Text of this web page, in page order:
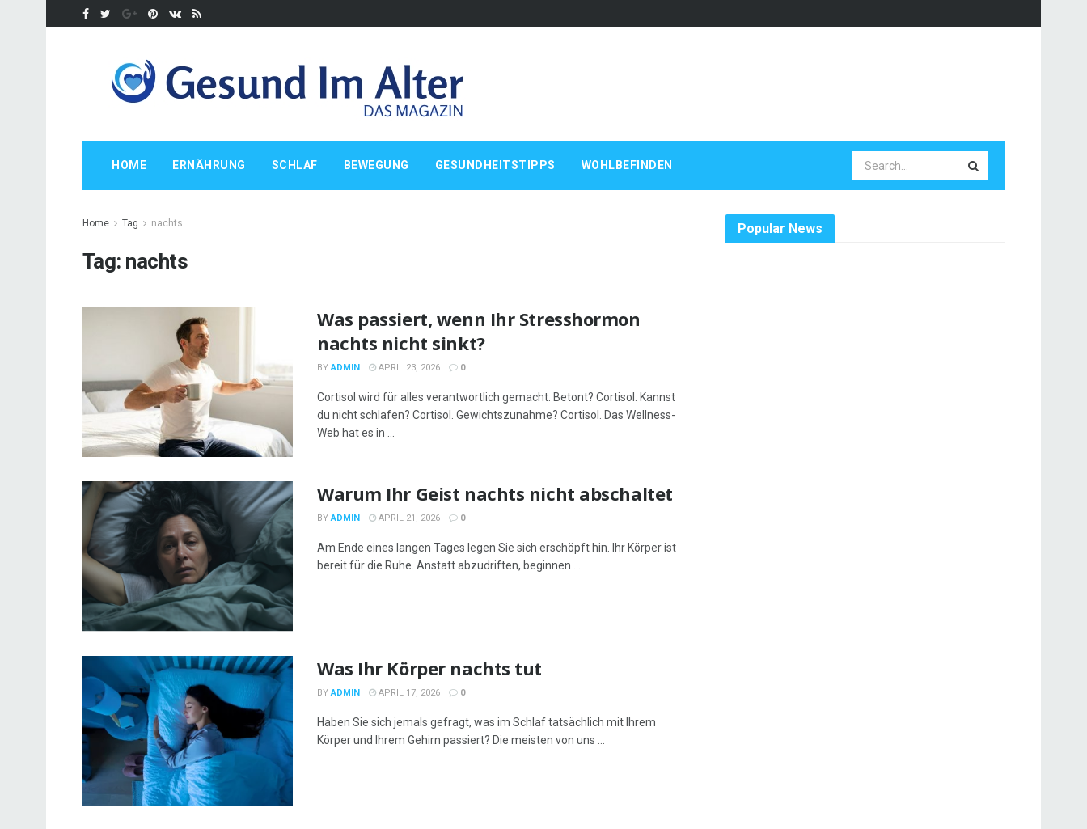
HOME ERNÄHRUNG SCHLAF BEWEGUNG GESUNDHEITSTIPPS WOHLBEFINDEN
Home Tag nachts
Tag: nachts
Was passiert, wenn Ihr Stresshormon
nachts nicht sinkt?
BY ADMIN APRIL 23, 2026 0
Cortisol wird für alles verantwortlich gemacht. Betont? Cortisol. Kannst
du nicht schlafen? Cortisol. Gewichtszunahme? Cortisol. Das Wellness-
Web hat es in ...
Warum Ihr Geist nachts nicht abschaltet
BY ADMIN APRIL 21, 2026 0
Am Ende eines langen Tages legen Sie sich erschöpft hin. Ihr Körper ist
bereit für die Ruhe. Anstatt abzudriften, beginnen ...
Was Ihr Körper nachts tut
BY ADMIN APRIL 17, 2026 0
Haben Sie sich jemals gefragt, was im Schlaf tatsächlich mit Ihrem
Körper und Ihrem Gehirn passiert? Die meisten von uns ...
Popular News